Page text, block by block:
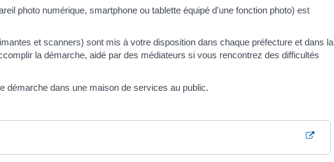
photo numérique, smartphone ou tablette équipé d'une fonction photo) est
et scanners) sont mis à votre disposition dans chaque préfecture et dans la
la démarche, aidé par des médiateurs si vous rencontrez des difficultés
démarche dans une maison de services au public.